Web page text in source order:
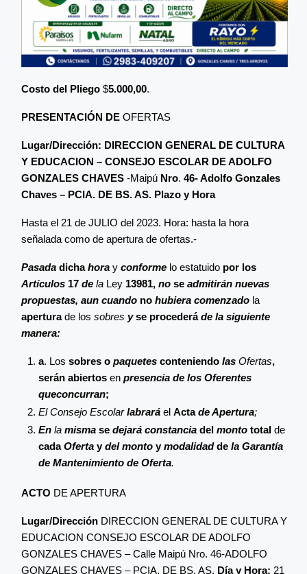
Costo del Pliego $5.000,00.
PRESENTACIÓN DE OFERTAS
Lugar/Dirección: DIRECCION GENERAL DE CULTURA
Y EDUCACION – CONSEJO ESCOLAR DEADOLFO
GONZALES CHAVES -Maipú Nro. 46- Adolfo Gonzales
Chaves – PCIA. DE BS. AS. Plazo y Hora
Hasta el 21 de JULIO del 2023. Hora: hasta la hora
señalada como de apertura de ofertas.-
Pasada dichahora y conforme lo estatuido por los
Artículos 17 de la Ley 13981, no se admitirán nuevas
propuestas, aun cuando no hubiera comenzado la
aperturade los sobres yse procederáde la siguiente
manera:
a. Los sobres o paquetes conteniendo las Ofertas,
serán abiertos en presencia de los Oferentes
queconcurran;
El Consejo Escolarlabrará el Actade Apertura;
En la misma se dejará constancia del monto total de
cadaOferta ydel monto ymodalidadde la Garantía
de Mantenimiento de Oferta.
ACTO DE APERTURA
Lugar/Dirección DIRECCION GENERAL DE CULTURA Y
EDUCACION CONSEJO ESCOLAR DE ADOLFO
GONZALES CHAVES – Calle Maipú Nro. 46-ADOLFO
GONZALES CHAVES – PCIA. DE BS. AS. Día y Hora: 21